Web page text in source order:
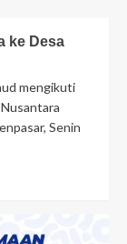
ke Desa
mengikuti
Senin